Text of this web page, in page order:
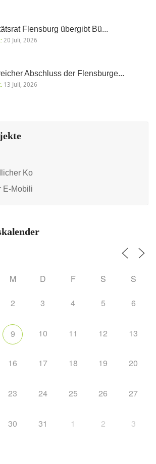
Flensburg übergibt Bü...
20 Juli, 2026
Abschluss der Flensburge...
13 Juli, 2026
Ko
E-Mobili
M D F S S
2 3 4 5 6
9 10 11 12 13
16 17 18 19 20
23 24 25 26 27
30 31 1 2 3